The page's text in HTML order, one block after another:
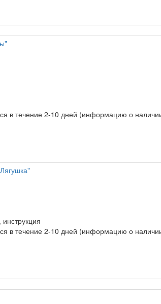
в течение 2-10 дней (информацию о
в течение 2-10 дней (информацию о